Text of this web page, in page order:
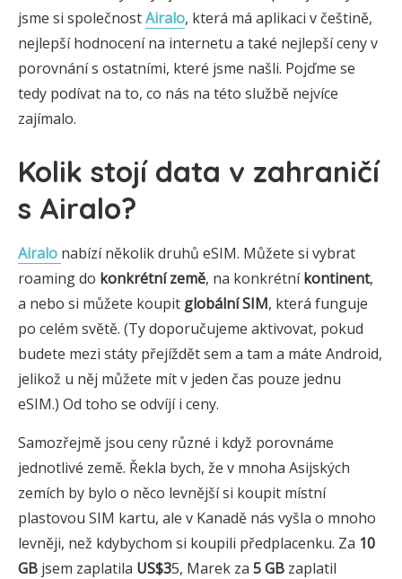
jsme si společnostAiralo, která má aplikaci v češtině,
nejlepší hodnocení na internetu a také nejlepší ceny v
porovnání s ostatními, které jsme našli. Pojďme se
tedy podívat na to, co nás na této službě nejvíce
zajímalo.
Kolik stojí data v zahraničí
s Airalo?
Airalo nabízí několik druhů eSIM. Můžete si vybrat
roaming do konkrétní země, na konkrétníkontinent,
a nebo si můžete koupit globální SIM, která funguje
po celém světě. (Ty doporučujeme aktivovat, pokud
budete mezi státy přejíždět sem a tam a máte Android,
jelikož u něj můžete mít v jeden čas pouze jednu
eSIM.) Od toho se odvíjí i ceny.
Samozřejmě jsou ceny různé i když porovnáme
jednotlivé země. Řekla bych, že v mnoha Asijských
zemích by bylo o něco levnější si koupit místní
plastovou SIM kartu, ale v Kanadě nás vyšla o mnoho
levněji, než kdybychom si koupili předplacenku. Za 10
GB jsem zaplatila US$35, Marek za 5 GB zaplatil